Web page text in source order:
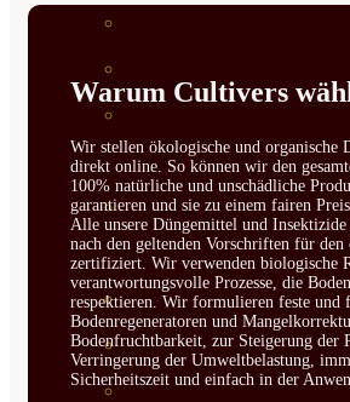
DECORATIVAS
CORRECTORES DE
CARENCIAS
ENRAIZANTES
MADURACIÓN Y
REGENERADORES
Warum Cultivers
Wir stellen ökologische und organische
direkt online. So können wir den
100% natürliche und unschädliche
garantieren und sie zu einem fairen
Alle unsere Düngemittel und
nach den geltenden Vorschriften für den
zertifiziert. Wir verwenden biologische
verantwortungsvolle Prozesse, die
respektieren. Wir formulieren feste und
Bodenregeneratoren und
Bodenfruchtbarkeit, zur Steigerung der
Verringerung der Umweltbelastung,
Sicherheitszeit und einfach in der